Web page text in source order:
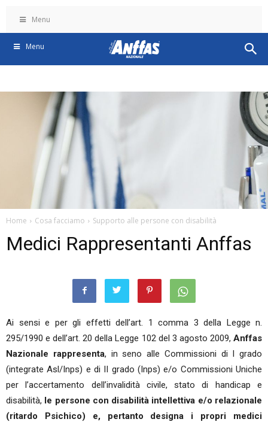
Menu
Menu
Home Cosa facciamo Supporto alle persone con disabilità
Medici Rappresentanti Anffas
Ai sensi e per gli effetti dell’art. 1 comma 3 della Legge n.
295/1990 e dell’art. 20 della Legge 102 del 3 agosto 2009, Anffas
Nazionale rappresenta, in seno alle Commissioni di I grado
(integrate Asl/Inps) e di II grado (Inps) e/o Commissioni Uniche
per l’accertamento dell’invalidità civile, stato di handicap e
disabilità, le persone con disabilità intellettiva e/o relazionale
(ritardo Psichico) e, pertanto designa i propri medici